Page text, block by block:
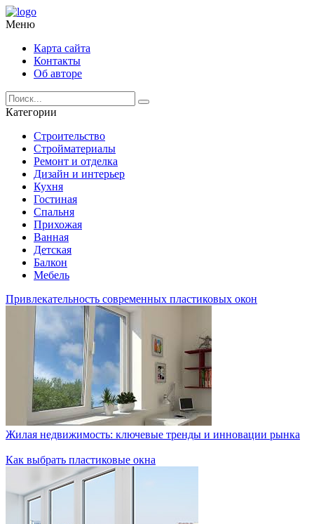
Меню
Карта сайта
Контакты
Об авторе
Категории
Строительство
Стройматериалы
Ремонт и отделка
Дизайн и интерьер
Кухня
Гостиная
Спальня
Прихожая
Ванная
Детская
Балкон
Мебель
Привлекательность современных пластиковых окон
Жилая недвижимость: ключевые тренды и инновации рынка
Как выбрать пластиковые окна